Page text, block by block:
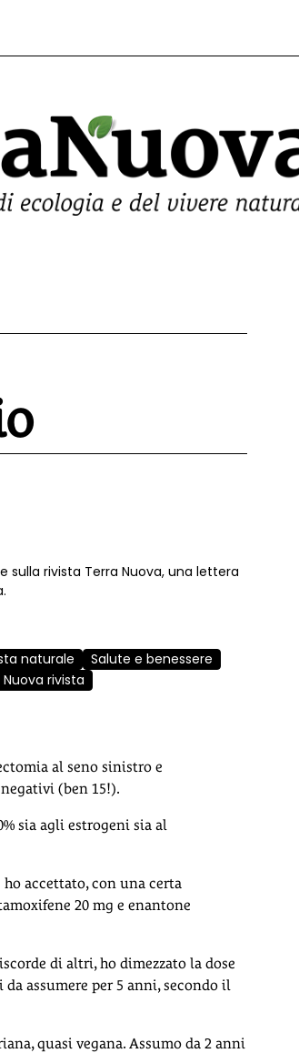
sulla rivista Terra Nuova, una lettera
naturale
Salute e benessere
Nuova rivista
al seno sinistro e
(ben 15!).
sia agli estrogeni sia al
accettato, con una certa
20 mg e enantone
di altri, ho dimezzato la dose
assumere per 5 anni, secondo il
quasi vegana. Assumo da 2 anni